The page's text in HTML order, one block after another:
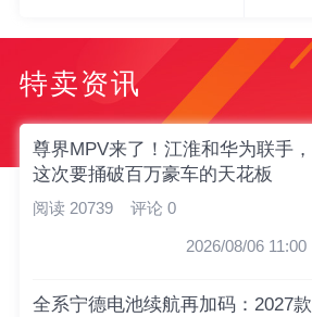
特卖资讯
尊界MPV来了！江淮和华为联手，
这次要捅破百万豪车的天花板
阅读 20739 评论 0
2026/08/06 11:00
全系宁德电池续航再加码：2027款